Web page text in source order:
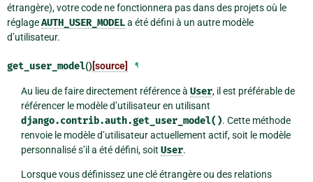
étrangère), votre code ne fonctionnera pas dans des projets où le
réglageAUTH_USER_MODELa été défini à un autre modèle
d’utilisateur.
get_user_model()[source] ¶
Au lieu de faire directement référence à User, il est préférable de
référencer le modèle d’utilisateur en utilisant
django.contrib.auth.get_user_model(). Cette méthode
renvoie le modèle d’utilisateur actuellement actif, soit le modèle
personnalisé s’il a été défini, soit User.
Lorsque vous définissez une clé étrangère ou des relations